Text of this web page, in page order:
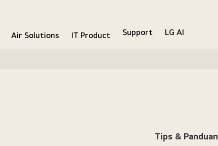
Air Solutions IT Product Support
LG AI
Tips & Panduan